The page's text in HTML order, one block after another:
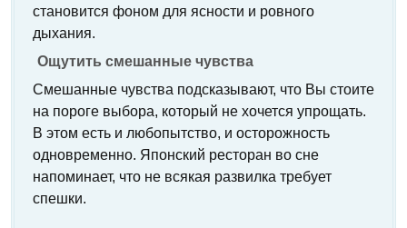
становится фоном для ясности и ровного
дыхания.
Ощутить смешанные чувства
Смешанные чувства подсказывают, что Вы стоите
на пороге выбора, который не хочется упрощать.
В этом есть и любопытство, и осторожность
одновременно. Японский ресторан во сне
напоминает, что не всякая развилка требует
спешки.